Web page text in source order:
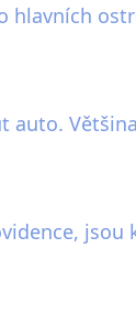
hlavních